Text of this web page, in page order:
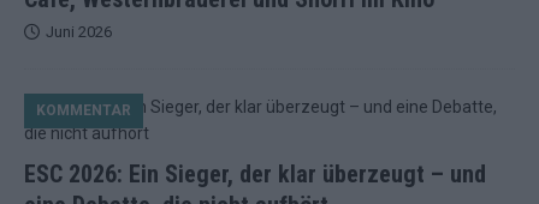
Juni 2026
ESC 2026: Ein Sieger, der klar überzeugt – und
KOMMENTAR